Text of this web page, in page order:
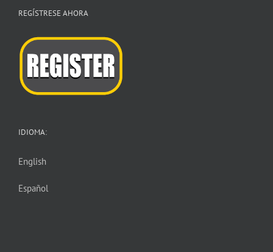
REGÍSTRESE AHORA
IDIOMA:
English
Español